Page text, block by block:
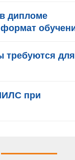
дипломе
требуются для
при